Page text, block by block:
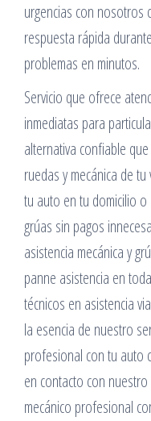
urgencias con nosotros
respuesta rápida
problemas en minutos.
Servicio que ofrece
inmediatas para
alternativa confiable
ruedas y mecánica de
tu auto en tu domicilio
grúas sin pagos
asistencia mecánica y
panne asistencia en
técnicos en asistencia
la esencia de nuestro
profesional con tu auto
en contacto con
mecánico profesional